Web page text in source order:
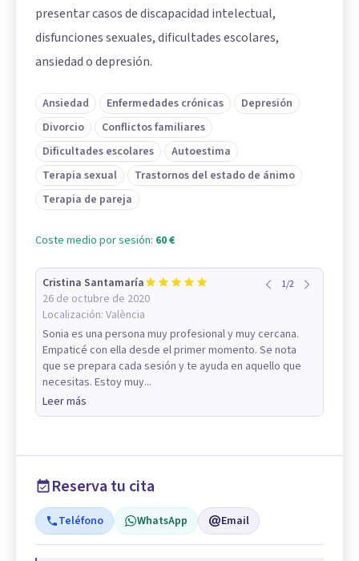
presentar casos de discapacidad intelectual,
disfunciones sexuales, dificultades escolares,
ansiedad o depresión.
Ansiedad Enfermedades crónicas
Depresión
Divorcio
Conflictos familiares
Dificultades escolares
Autoestima
Terapia sexual
Trastornos del estado de ánimo
Terapia de pareja
Coste medio por sesión: 60 €
Cristina Santamaría
26 de octubre de 2020
Localización: València
1/2
Sonia es una persona muy profesional y muy cercana.
Empaticé con ella desde el primer momento. Se nota
que se prepara cada sesión y te ayuda en aquello que
necesitas. Estoy muy...
Leer más
Reserva tu cita
Teléfono WhatsApp Email